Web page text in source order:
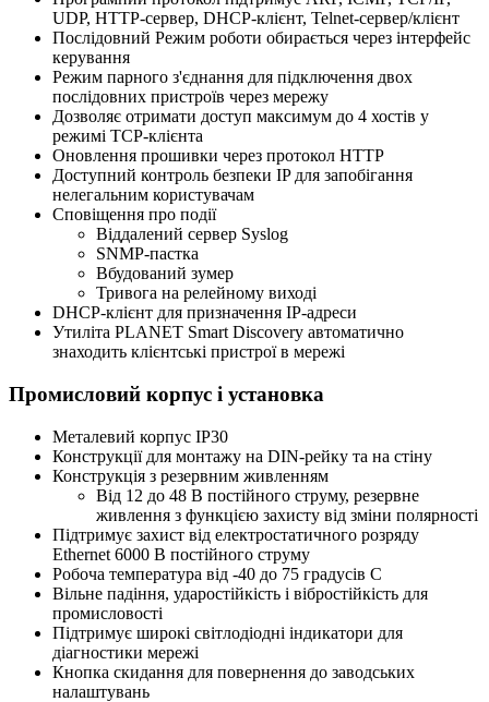
UDP, HTTP-сервер, DHCP-клієнт, Telnet-сервер/клієнт
Послідовний Режим роботи обирається через інтерфейс
керування
Режим парного з'єднання для підключення двох
послідовних пристроїв через мережу
Дозволяє отримати доступ максимум до 4 хостів у
режимі TCP-клієнта
Оновлення прошивки через протокол HTTP
Доступний контроль безпеки IP для запобігання
нелегальним користувачам
Сповіщення про події
Віддалений сервер Syslog
SNMP-пастка
Вбудований зумер
Тривога на релейному виході
DHCP-клієнт для призначення IP-адреси
Утиліта PLANET Smart Discovery автоматично
знаходить клієнтські пристрої в мережі
Промисловий корпус і установка
Металевий корпус IP30
Конструкції для монтажу на DIN-рейку та на стіну
Конструкція з резервним живленням
Від 12 до 48 В постійного струму, резервне
живлення з функцією захисту від зміни полярності
Підтримує захист від електростатичного розряду
Ethernet 6000 В постійного струму
Робоча температура від -40 до 75 градусів C
Вільне падіння, ударостійкість і вібростійкість для
промисловості
Підтримує широкі світлодіодні індикатори для
діагностики мережі
Кнопка скидання для повернення до заводських
налаштувань